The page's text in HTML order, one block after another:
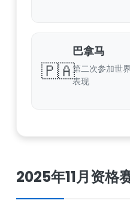
🇵🇦
巴拿马
第二次参加世
表现
2025年11月资格